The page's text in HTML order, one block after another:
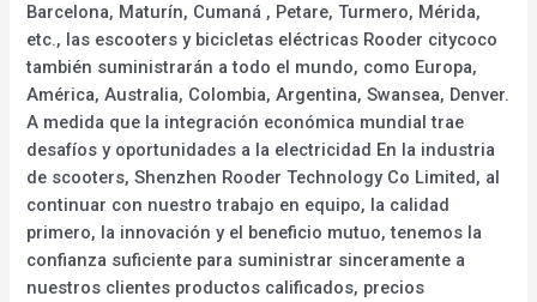
Barcelona, Maturín, Cumaná , Petare, Turmero, Mérida,
etc., las escooters y bicicletas eléctricas Rooder citycoco
también suministrarán a todo el mundo, como Europa,
América, Australia, Colombia, Argentina, Swansea, Denver.
A medida que la integración económica mundial trae
desafíos y oportunidades a la electricidad En la industria
de scooters, Shenzhen Rooder Technology Co Limited, al
continuar con nuestro trabajo en equipo, la calidad
primero, la innovación y el beneficio mutuo, tenemos la
confianza suficiente para suministrar sinceramente a
nuestros clientes productos calificados, precios